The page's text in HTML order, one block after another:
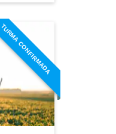
Produtos
CONFIRMADA
curso